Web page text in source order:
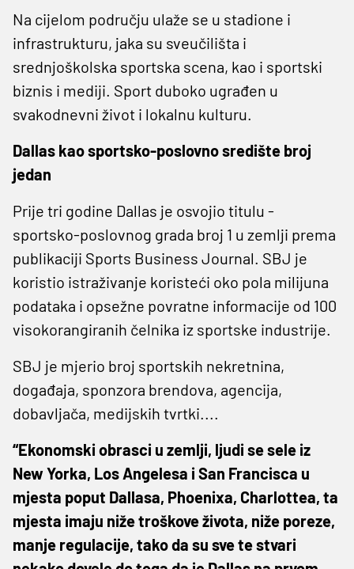
Na cijelom području ulaže se u stadione i
infrastrukturu, jaka su sveučilišta i
srednjoškolska sportska scena, kao i sportski
biznis i mediji. Sport duboko ugrađen u
svakodnevni život i lokalnu kulturu.
Dallas kao sportsko-poslovno središte broj
jedan
Prije tri godine Dallas je osvojio titulu -
sportsko-poslovnog grada broj 1 u zemlji prema
publikaciji Sports Business Journal. SBJ je
koristio istraživanje koristeći oko pola milijuna
podataka i opsežne povratne informacije od 100
visokorangiranih čelnika iz sportske industrije.
SBJ je mjerio broj sportskih nekretnina,
događaja, sponzora brendova, agencija,
dobavljača, medijskih tvrtki....
“Ekonomski obrasci u zemlji, ljudi se sele iz
New Yorka, Los Angelesa i San Francisca u
mjesta poput Dallasa, Phoenixa, Charlottea, ta
mjesta imaju niže troškove života, niže poreze,
manje regulacije, tako da su sve te stvari